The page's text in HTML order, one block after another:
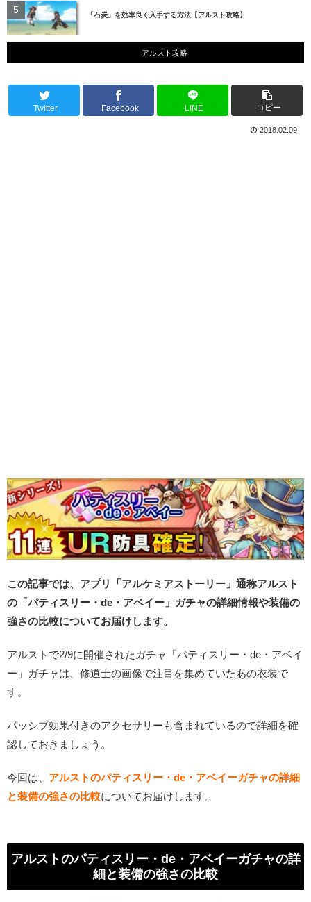
「石炭」を効率良く入手する方法【アルスト攻略】
アルスト攻略
Twitter Facebook LINE コピー
2018.02.09
この記事では、アプリ「アルケミアストーリー」通称アルスト
の「パティスリー・de・アベイー」ガチャの詳細情報や装備の
強さの比較についてお届けします。
アルストで2/9に開催されたガチャ「パティスリー・de・アベイ
ー」ガチャは、修道士の画像で注目を集めていたあの衣装で
す。
パッシブ効果付きのアクセサリーも含まれているので詳細を確
認しておきましょう。
今回は、 アルストのパティスリー・de・アベイーガチャの詳細
と装備の強さの比較についてお届けします。
アルストのパティスリー・de・アベイーガチャの詳
細と装備の強さの比較